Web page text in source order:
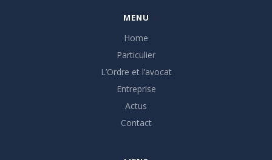
MENU
Home
Particulier
L’Ordre et l’avocat
Entreprise
Actus
Contact